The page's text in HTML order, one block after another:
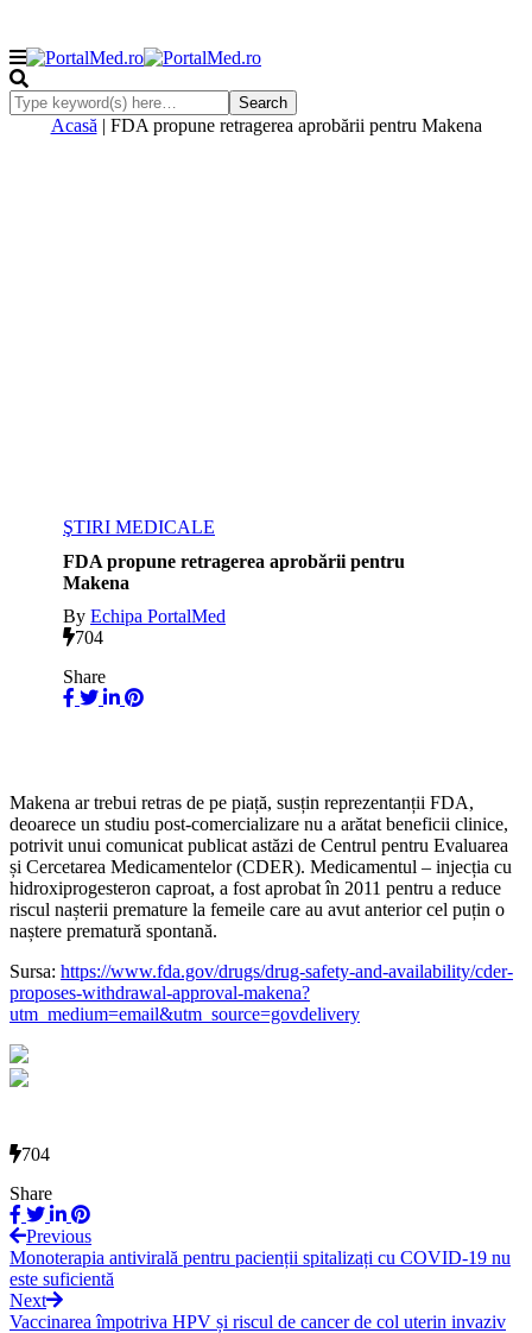
Acasă | FDA propune retragerea aprobării pentru Makena
ŞTIRI MEDICALE
FDA propune retragerea aprobării pentru
Makena
By Echipa PortalMed
704
Share
Makena ar trebui retras de pe piață, susțin reprezentanții FDA,
deoarece un studiu post-comercializare nu a arătat beneficii clinice,
potrivit unui comunicat publicat astăzi de Centrul pentru Evaluarea
și Cercetarea Medicamentelor (CDER). Medicamentul – injecția cu
hidroxiprogesteron caproat, a fost aprobat în 2011 pentru a reduce
riscul nașterii premature la femeile care au avut anterior cel puțin o
naștere prematură spontană.
Sursa: https://www.fda.gov/drugs/drug-safety-and-availability/cder-
proposes-withdrawal-approval-makena?
utm_medium=email&utm_source=govdelivery
704
Share
Previous
Monoterapia antivirală pentru pacienții spitalizați cu COVID-19 nu
este suficientă
Next
Vaccinarea împotriva HPV și riscul de cancer de col uterin invaziv